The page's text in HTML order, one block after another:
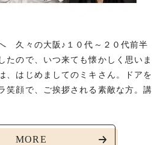
久々の大阪♪１０代～２０代前半
たので、いつ来ても懐かしく思いま
、はじめましてのミキさん。ドアを
笑顔で、ご挨拶される素敵な方。講
MORE